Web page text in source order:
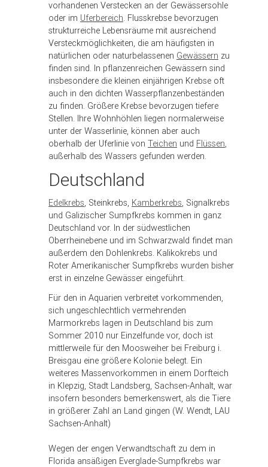
vorhandenen Verstecken an der Gewässersohle
oder im Uferbereich. Flusskrebse bevorzugen
strukturreiche Lebensräume mit ausreichend
Versteckmöglichkeiten, die am häufigsten in
natürlichen oder naturbelassenen Gewässern zu
finden sind. In pflanzenreichen Gewässern sind
insbesondere die kleinen einjährigen Krebse oft
auch in den dichten Wasserpflanzenbeständen
zu finden. Größere Krebse bevorzugen tiefere
Stellen. Ihre Wohnhöhlen liegen normalerweise
unter der Wasserlinie, können aber auch
oberhalb der Uferlinie von Teichen und Flüssen,
außerhalb des Wassers gefunden werden.
Deutschland
Edelkrebs, Steinkrebs, Kamberkrebs, Signalkrebs
und Galizischer Sumpfkrebs kommen in ganz
Deutschland vor. In der südwestlichen
Oberrheinebene und im Schwarzwald findet man
außerdem den Dohlenkrebs. Kalikokrebs und
Roter Amerikanischer Sumpfkrebs wurden bisher
erst in einzelne Gewässer eingeführt.
Für den in Aquarien verbreitet vorkommenden,
sich ungeschlechtlich vermehrenden
Marmorkrebs lagen in Deutschland bis zum
Sommer 2010 nur Einzelfunde vor, doch ist
mittlerweile für den Moosweiher bei Freiburg i.
Breisgau eine größere Kolonie belegt. Ein
weiteres Massenvorkommen in einem Dorfteich
in Klepzig, Stadt Landsberg, Sachsen-Anhalt, war
insofern besonders bemerkenswert, als die Tiere
in größerer Zahl an Land gingen (W. Wendt, LAU
Sachsen-Anhalt)
Wegen der engen Verwandtschaft zu dem in
Florida ansäßigen Everglade-Sumpfkrebs war